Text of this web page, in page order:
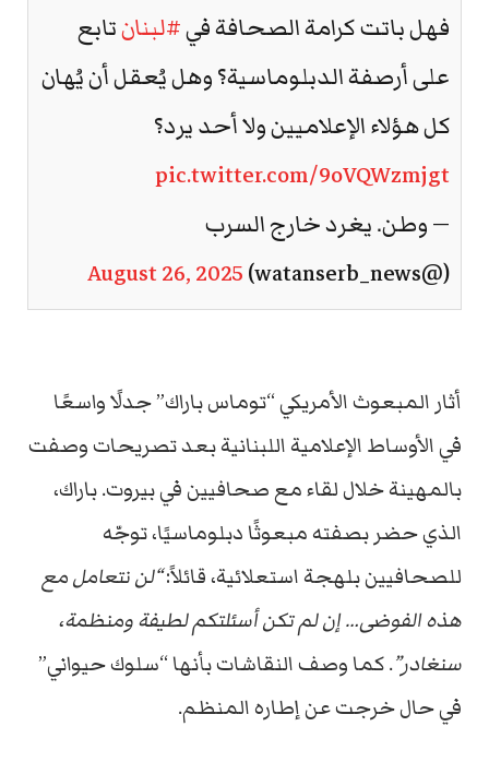
فهل باتت كرامة الصحافة في#لبنانتابع
على أرصفة الدبلوماسية؟ وهل يُعقل أن يُهان
كل هؤلاء الإعلاميين ولا أحد يرد؟
pic.twitter.com/9oVQWzmjgt
— وطن. يغرد خارج السرب
(@watanserb_news)
August 26, 2025
أثار المبعوث الأمريكي “توماس باراك” جدلًا واسعًا
في الأوساط الإعلامية اللبنانية بعد تصريحات وصفت
بالمهينة خلال لقاء مع صحافيين في بيروت. باراك،
الذي حضر بصفته مبعوثًا دبلوماسيًا، توجّه
للصحافيين بلهجة استعلائية، قائلاً:“لن نتعامل مع
هذه الفوضى… إن لم تكن أسئلتكم لطيفة ومنظمة،
سنغادر”. كما وصف النقاشات بأنها “سلوك حيواني”
في حال خرجت عن إطاره المنظم.